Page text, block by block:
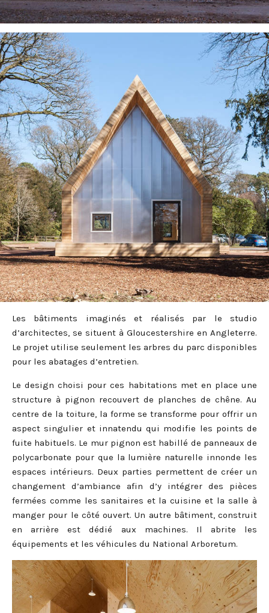
Les bâtiments imaginés et réalisés par le studio
d’architectes, se situent à Gloucestershire en Angleterre.
Le projet utilise seulement les arbres du parc disponibles
pour les abatages d’entretien.
Le design choisi pour ces habitations met en place une
structure à pignon recouvert de planches de chêne. Au
centre de la toiture, la forme se transforme pour offrir un
aspect singulier et innatendu qui modifie les points de
fuite habituels. Le mur pignon est habillé de panneaux de
polycarbonate pour que la lumière naturelle innonde les
espaces intérieurs. Deux parties permettent de créer un
changement d’ambiance afin d’y intégrer des pièces
fermées comme les sanitaires et la cuisine et la salle à
manger pour le côté ouvert. Un autre bâtiment, construit
en arrière est dédié aux machines. Il abrite les
équipements et les véhicules du National Arboretum.